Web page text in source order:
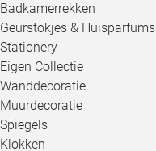
Badkamerrekken
Geurstokjes & Huisparfums
Stationery
Eigen Collectie
Wanddecoratie
Muurdecoratie
Spiegels
Klokken